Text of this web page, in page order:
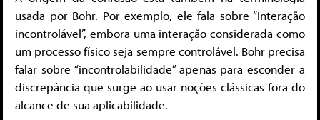
usada por Bohr. Por exemplo, ele fala sobre “interação
incontrolável”, embora uma interação considerada como
um processo físico seja sempre controlável. Bohr precisa
falar sobre “incontrolabilidade” apenas para esconder a
discrepância que surge ao usar noções clássicas fora do
alcance de sua aplicabilidade.